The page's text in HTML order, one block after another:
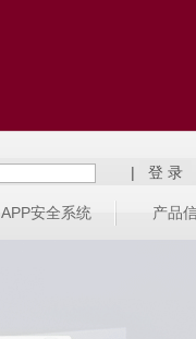
|
APP安全系统 产品